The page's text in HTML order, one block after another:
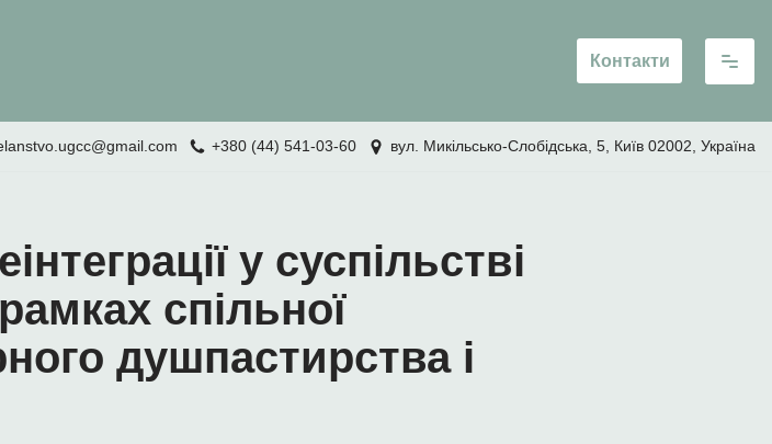
Контакти
+380 (44) 541-03-60 вул. Микільсько-Слобідська, 5, Київ 02002, Україна
у суспільстві
спільної
душпастирства і